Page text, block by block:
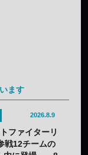
ます
2026.8.9
ファイターリ
戦12チームの